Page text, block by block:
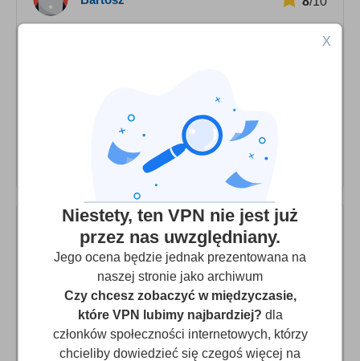
wybrać używany serwer i wypróbować, który z nich jest
najlepszy dla Ciebie. Jednak ich wsparcie techniczne
reaguje powoli i nie zawsze jest pomocne.
£ukasz
Dobry, ale brakuje prędkości
Ogólnie jest to dobra usługa. Połączenie jest bezpieczne i
niezawodne, ale czasami staje się zbyt wolne. Takie
rzeczy jak streaming wideo czasem stają się niemożliwe.
X
Niestety, ten VPN nie jest już
przez nas uwzględniany.
Jego ocena będzie jednak prezentowana na
naszej stronie jako archiwum
Czy chcesz zobaczyć w międzyczasie,
które VPN lubimy najbardziej? dla
członków społeczności internetowych, którzy
chcieliby dowiedzieć się czegoś więcej na